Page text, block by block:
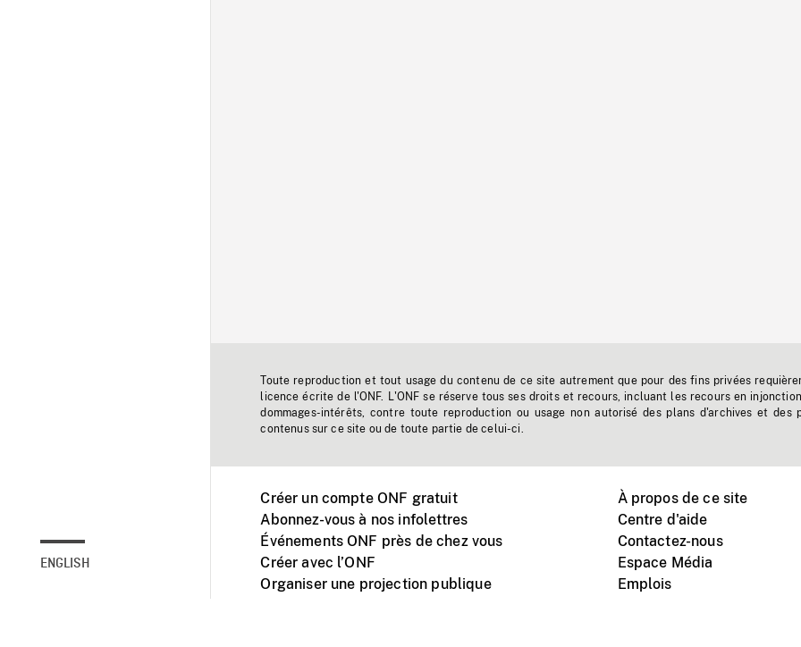
ENGLISH
Toute reproduction et tout usage du contenu de ce site autrement que pour des fins privées
licence écrite de l'ONF. L'ONF se réserve tous ses droits et recours, incluant les recours en
dommages-intérêts, contre toute reproduction ou usage non autorisé des plans d'archives et des
contenus sur ce site ou de toute partie de celui-ci.
Créer un compte ONF gratuit
Abonnez-vous à nos infolettres
Événements ONF près de chez vous
Créer avec l’ONF
Organiser une projection publique
À propos de ce site
Centre d'aide
Contactez-nous
Espace Média
Emplois